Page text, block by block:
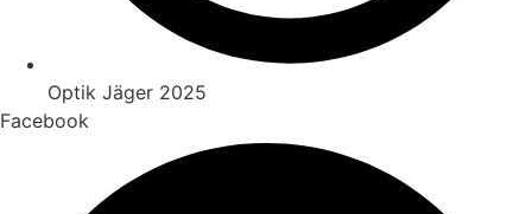
Optik Jäger 2025
Facebook